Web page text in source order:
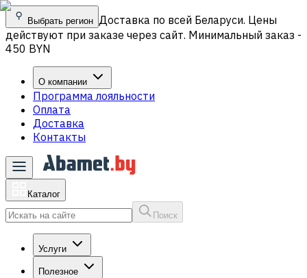
Выбрать регион Доставка по всей Беларуси. Цены
действуют при заказе через сайт. Минимальный заказ -
450 BYN
О компании
Программа лояльности
Оплата
Доставка
Контакты
Каталог
Поиск
Услуги
Полезное